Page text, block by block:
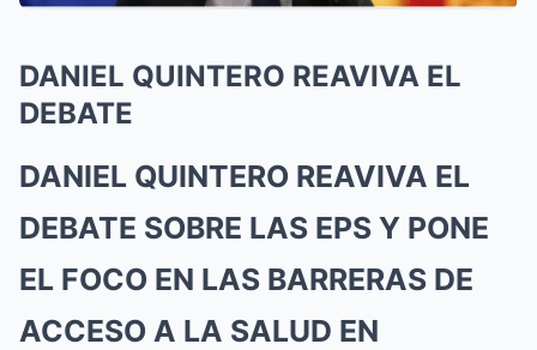
DANIEL QUINTERO REAVIVA EL
DEBATE
DANIEL QUINTERO REAVIVA EL
DEBATE SOBRE LAS EPS Y PONE
EL FOCO EN LAS BARRERAS DE
ACCESO A LA SALUD EN